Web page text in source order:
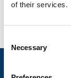
of their services.
o
Necessary